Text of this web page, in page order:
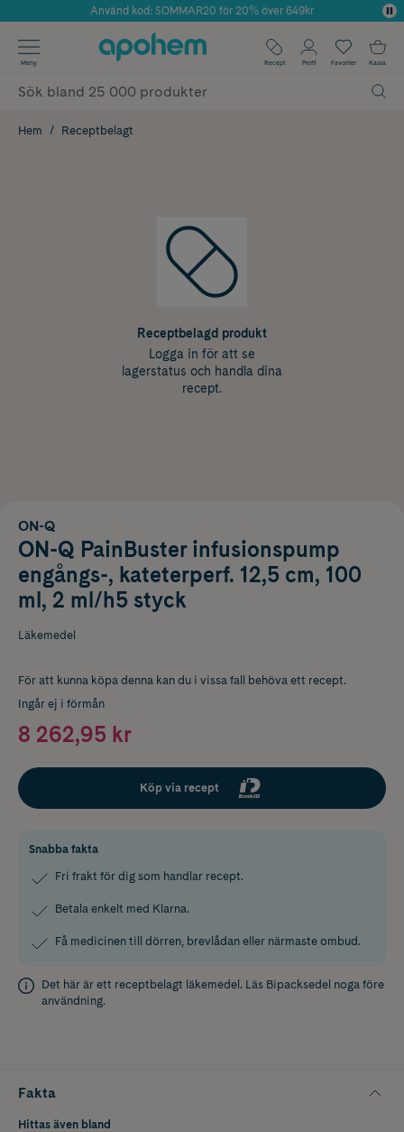
Årets Butik 2025 inom Skönhet
Använd kod: SOMMAR20 för 20% över 649kr
✓ Fri frakt
✓ Poäng på alla köp*
Meny Recept Profil Favoriter Kassa
Hem Receptbelagt
Receptbelagd produkt
Logga in för att se
lagerstatus och handla dina
recept.
ON-Q
ON-Q PainBuster infusionspump
engångs-, kateterperf. 12,5 cm, 100
ml, 2 ml/h5 styck
Läkemedel
För att kunna köpa denna kan du i vissa fall behöva ett recept.
Ingår ej i förmån
8 262,95 kr
Köp via recept
Snabba fakta
Fri frakt för dig som handlar recept.
Betala enkelt med Klarna.
Få medicinen till dörren, brevlådan eller närmaste ombud.
Det här är ett receptbelagt läkemedel. Läs Bipacksedel noga före
användning.
Fakta
Hittas även bland